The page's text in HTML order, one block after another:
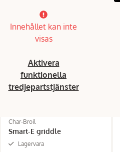
Innehållet kan inte
visas
Aktivera
funktionella
tredjepartstjänster
Char-Broil
Smart-E griddle
Lagervara